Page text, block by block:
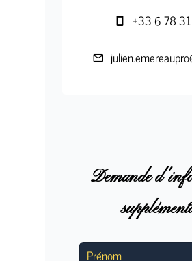
+33 6 78
Demande